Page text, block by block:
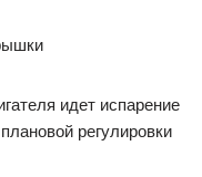
идет испарение
регулировки